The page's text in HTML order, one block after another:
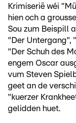
Krimiserië wéi
hien och a
Sou zum Beispill
"Der Untergang",
"Der Schuh des
engem Oscar
vum Steven
geet an de
"kuerzer
gelidden huet.